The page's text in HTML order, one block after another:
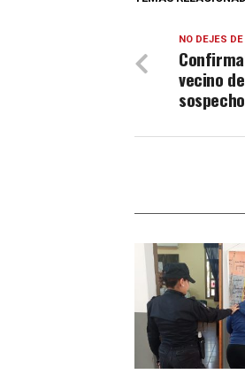
NO DEJES DE
vecino